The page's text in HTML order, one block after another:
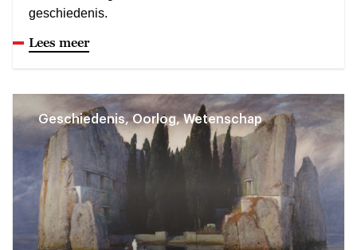
geschiedenis.
Lees meer
Geschiedenis, Oorlog, Wetenschap